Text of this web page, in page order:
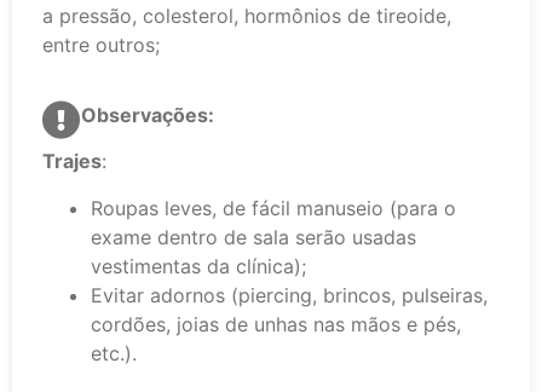
a pressão, colesterol, hormônios de tireoide,
entre outros;
Observações:
Trajes:
Roupas leves, de fácil manuseio (para o
exame dentro de sala serão usadas
vestimentas da clínica);
Evitar adornos (piercing, brincos, pulseiras,
cordões, joias de unhas nas mãos e pés,
etc.).